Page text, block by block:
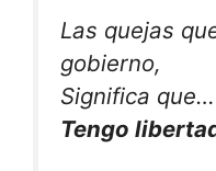
Las quejas
gobierno,
Significa que…
Tengo